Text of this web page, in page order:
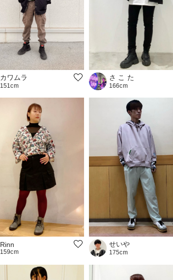
カワムラ
151cm
さ こ た
166cm
Rinn
159cm
せいや
175cm